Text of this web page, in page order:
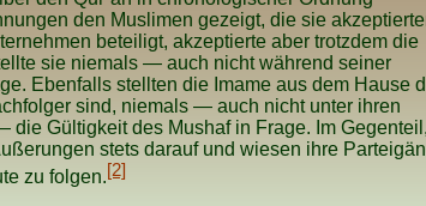
den Muslimen gezeigt, die sie
beteiligt, akzeptierte aber trotzdem die
sie niemals — auch nicht während seiner
Ebenfalls stellten die Imame aus dem Hause
sind, niemals — auch nicht unter ihren
die Gültigkeit des Mushaf in Frage. Im Gegenteil,
stets darauf und wiesen ihre
zu folgen.[2]